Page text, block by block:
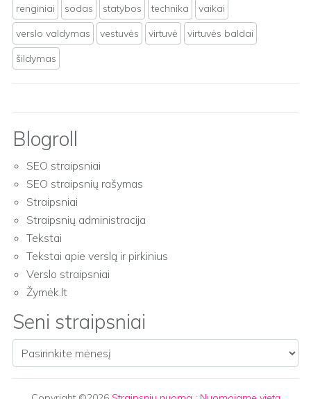
renginiai
sodas statybos technika
vaikai
verslo valdymas
vestuvės virtuvė
virtuvės baldai
šildymas
Blogroll
SEO straipsniai
SEO straipsnių rašymas
Straipsniai
Straipsnių administracija
Tekstai
Tekstai apie verslą ir pirkinius
Verslo straipsniai
Žymėk.lt
Seni straipsniai
Seni straipsniai